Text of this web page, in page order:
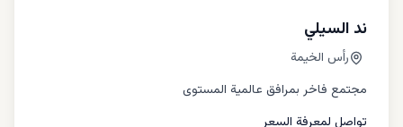
ند السيلي
رأس الخيمة
مجتمع فاخر بمرافق عالمية المستوى
تواصل لمعرفة السعر